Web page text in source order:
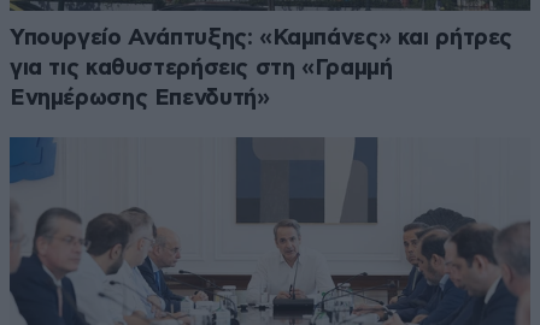
Υπουργείο Ανάπτυξης: «Καμπάνες» και ρήτρες
για τις καθυστερήσεις στη «Γραμμή
Ενημέρωσης Επενδυτή»